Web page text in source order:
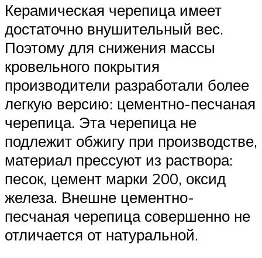
Керамическая черепица имеет
достаточно внушительный вес.
Поэтому для снижения массы
кровельного покрытия
производители разработали более
легкую версию: цементно-песчаная
черепица. Эта черепица не
подлежит обжигу при производстве,
материал прессуют из раствора:
песок, цемент марки 200, оксид
железа. Внешне цементно-
песчаная черепица совершенно не
отличается от натуральной.